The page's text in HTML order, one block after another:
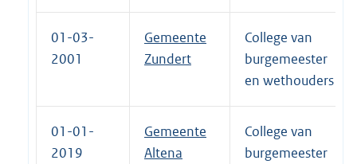
01-03-
2001
Gemeente
Zundert
College van
burgemeester
en wethouders
01-01-
2019
Gemeente
Altena
College van
burgemeester